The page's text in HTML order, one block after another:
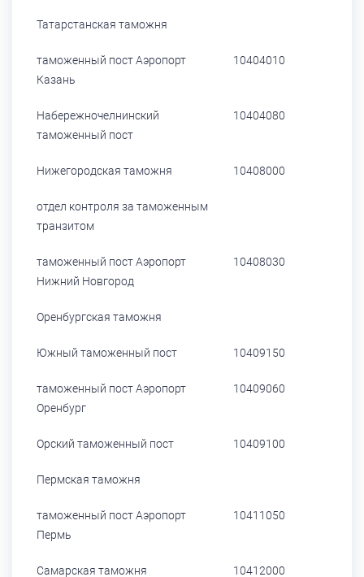
Татарстанская таможня
таможенный пост Аэропорт
Казань
10404010
Набережночелнинский
таможенный пост
10404080
Нижегородская таможня 10408000
отдел контроля за таможенным
транзитом
таможенный пост Аэропорт
Нижний Новгород
10408030
Оренбургская таможня
Южный таможенный пост 10409150
таможенный пост Аэропорт
Оренбург
10409060
Орский таможенный пост 10409100
Пермская таможня
таможенный пост Аэропорт
Пермь
10411050
Самарская таможня 10412000